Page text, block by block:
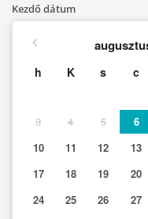
Kezdő dátum
h K s c
3
4 5 6
10
11 12 13
17
18 19 20
24
25 26 27